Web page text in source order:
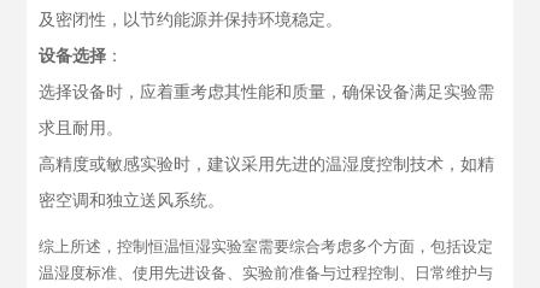
及密闭性，以节约能源并保持环境稳定。
设备选择 ：
选择设备时，应着重考虑其性能和质量，确保设备满足实验需
求且耐用。
高精度或敏感实验时，建议采用先进的温湿度控制技术，如精
密空调和独立送风系统。
综上所述，控制恒温恒湿实验室需要综合考虑多个方面，包括设定
温湿度标准、使用先进设备、实验前准备与过程控制、日常维护与